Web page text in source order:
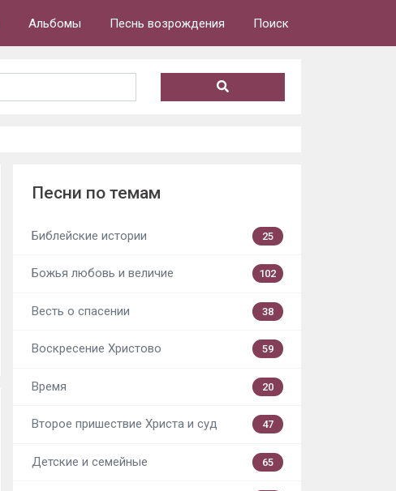
Альбомы Песнь возрождения Поиск
Песни по темам
Библейские истории 25
Божья любовь и величие 102
Весть о спасении 38
Воскресение Христово 59
Время 20
Второе пришествие Христа и суд 47
Детские и семейные 65